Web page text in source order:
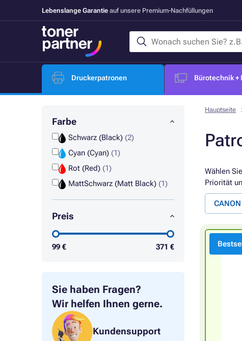
Lebenslange Garantie auf unsere Premium-Nachfüllungen
Druckerpatronen Bürotechnik +
Farbe
Schwarz (Black) (2)
Cyan (Cyan) (1)
Rot (Red) (1)
MattSchwarz (Matt Black) (1)
Preis
99 € 371 €
Sie haben Fragen?
Wir helfen Ihnen gerne.
Kundensupport
Hauptseite
Wählen
Priorität